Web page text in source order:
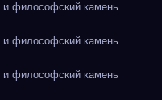
философский камень
философский камень
философский камень